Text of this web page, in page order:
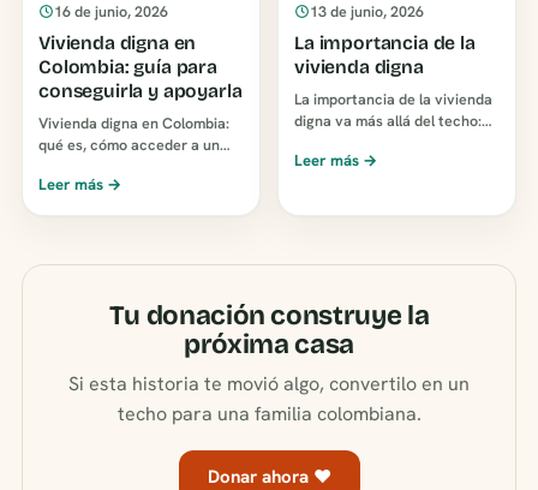
16 de junio, 2026
Vivienda digna en
Colombia: guía para
conseguirla y apoyarla
Vivienda digna en Colombia:
qué es, cómo acceder a un
ayudar a que una familia
Leer más →
13 de junio, 2026
La importancia de la
vivienda digna
La importancia de la vivienda
digna va más allá del techo:
y economía. Por qué una casa
Leer más →
Tu donación construye la
próxima casa
Si esta historia te movió algo, convertilo en un
techo para una familia colombiana.
Donar ahora ♥